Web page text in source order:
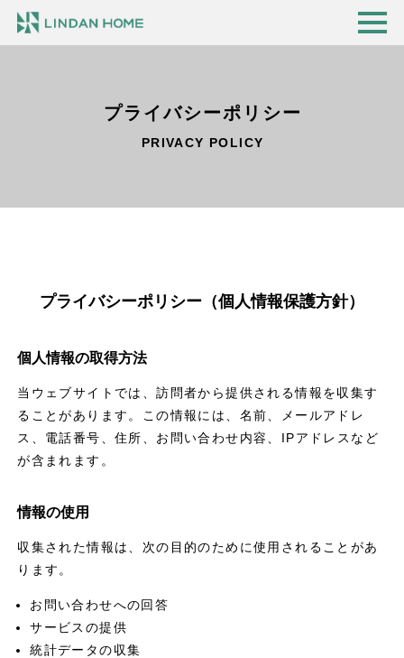
プライバシーポリシー
PRIVACY POLICY
プライバシーポリシー（個人情報保護方針）
個人情報の取得方法
当ウェブサイトでは、訪問者から提供される情報を収集す
ることがあります。この情報には、名前、メールアドレ
ス、電話番号、住所、お問い合わせ内容、IPアドレスなど
が含まれます。
情報の使用
収集された情報は、次の目的のために使用されることがあ
ります。
お問い合わせへの回答
サービスの提供
統計データの収集